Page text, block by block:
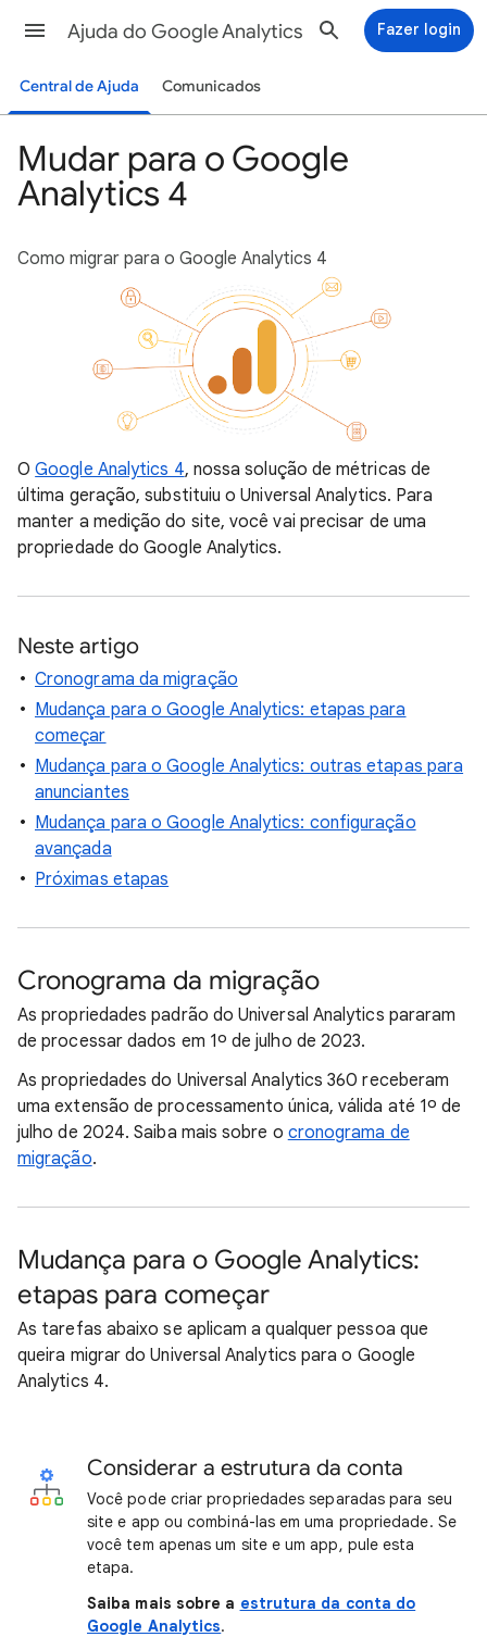
Ajuda do Google Analytics Fazer login
Central de Ajuda Comunicados
Mudar para o Google
Analytics 4
Como migrar para o Google Analytics 4
OGoogle Analytics 4, nossa solução de métricas de
última geração, substituiu o Universal Analytics. Para
manter a medição do site, você vai precisar de uma
propriedade do Google Analytics.
Neste artigo
Cronograma da migração
Mudança para o Google Analytics: etapas para
começar
Mudança para o Google Analytics: outras etapas para
anunciantes
Mudança para o Google Analytics: configuração
avançada
Próximas etapas
Cronograma da migração
As propriedades padrão do Universal Analytics pararam
de processar dados em 1º de julho de 2023.
As propriedades do Universal Analytics 360 receberam
uma extensão de processamento única, válida até 1º de
julho de 2024. Saiba mais sobre o cronograma de
migração.
Mudança para o Google Analytics:
etapas para começar
As tarefas abaixo se aplicam a qualquer pessoa que
queira migrar do Universal Analytics para o Google
Analytics 4.
Considerar a estrutura da conta
Você pode criar propriedades separadas para seu
site e app ou combiná-las em uma propriedade. Se
você tem apenas um site e um app, pule esta
etapa.
Saiba mais sobre a estrutura da conta do
Google Analytics.